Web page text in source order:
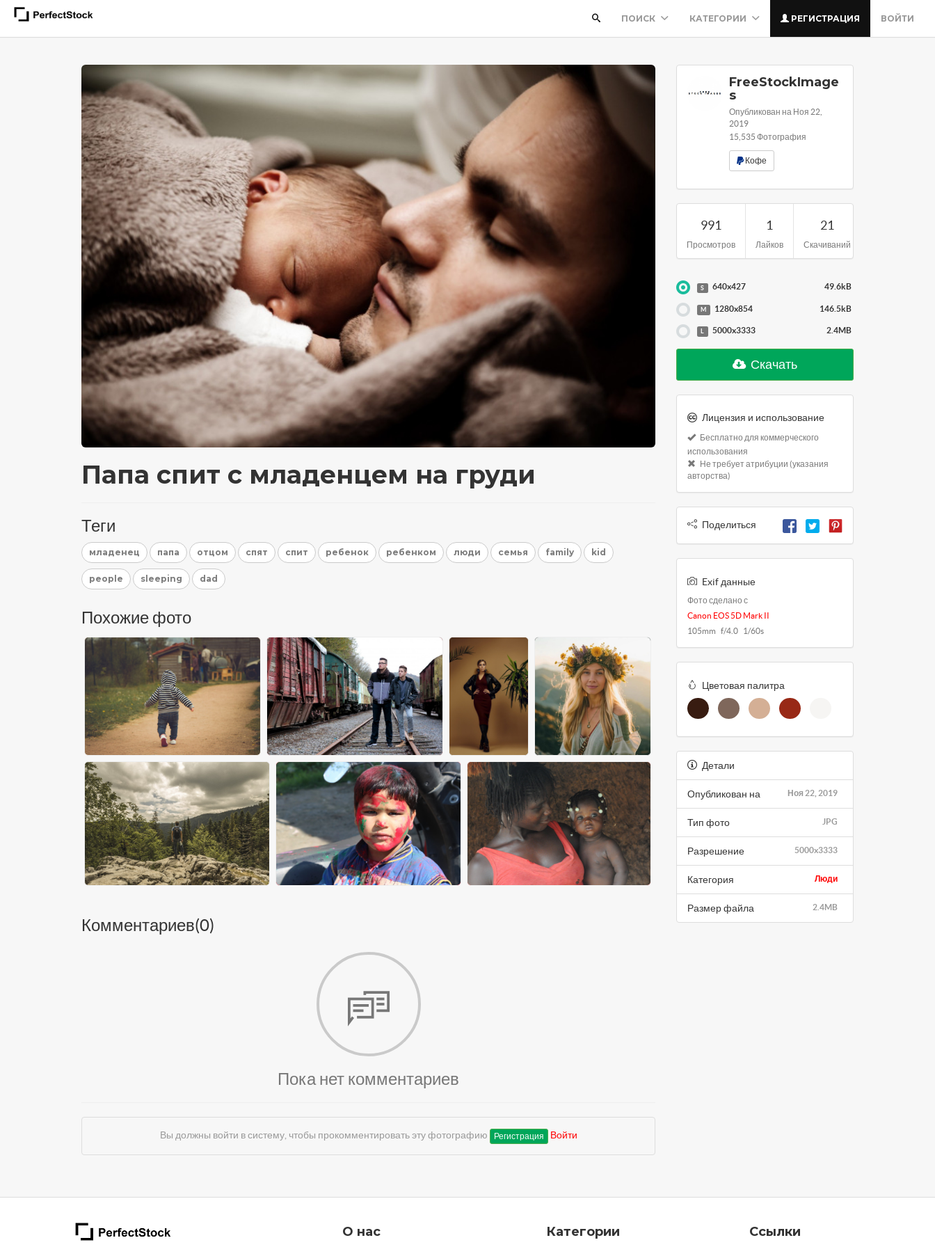
ПОИСК КАТЕГОРИИ РЕГИСТРАЦИЯ ВОЙТИ
Папа спит с младенцем на груди
Теги
младенец папа отцом спят спит ребенок ребенком люди семья family kid
people sleeping dad
Похожие фото
Комментариев(0)
Пока нет комментариев
Вы должны войти в систему, чтобы прокомментировать эту фотографию Регистрация Войти
FreeStockImage
s
Опубликован на Ноя 22,
2019
15,535 Фотография
Кофе
991
Просмотров
1
Лайков
21
Скачиваний
S 640x427 49.6kB
M 1280x854 146.5kB
L 5000x3333 2.4MB
Скачать
Лицензия и использование
Бесплатно для коммерческого
использования
Не требует атрибуции (указания
авторства)
Поделиться
Exif данные
Фото сделано с
Canon EOS 5D Mark II
105mm f/4.0 1/60s
Цветовая палитра
Детали
Ноя 22, 2019
Опубликован на
JPG
Тип фото
5000x3333
Разрешение
Люди
Категория
2.4MB
Размер файла
О нас Категории Ссылки